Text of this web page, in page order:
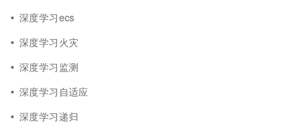
深度学习ecs
深度学习火灾
深度学习监测
深度学习自适应
深度学习递归